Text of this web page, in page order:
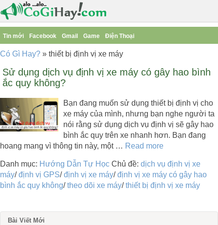
Tin mới Facebook Gmail Game Điện Thoại
Có Gì Hay? » thiết bị định vị xe máy
Sử dụng dịch vụ định vị xe máy có gây hao bình
ắc quy không?
Bạn đang muốn sử dụng thiết bị định vị cho
xe máy của mình, nhưng bạn nghe người ta
nói rằng sử dụng dịch vụ định vị sẽ gây hao
bình ắc quy trên xe nhanh hơn. Bạn đang
hoang mang vì thông tin này, một … Read more
Danh mục: Hướng Dẫn Tự Học Chủ đề: dịch vụ định vị xe
máy/định vị GPS/định vị xe máy/định vị xe máy có gây hao
bình ắc quy không/theo dõi xe máy/thiết bị định vị xe máy
Bài Viết Mới